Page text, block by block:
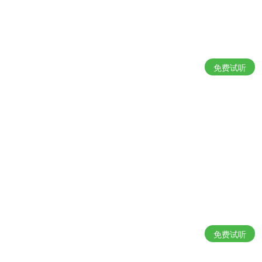
免费试听
免费试听